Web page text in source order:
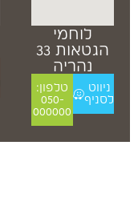
לוחמי
הגטאות 33
נהריה
ניווט
לסניף
טלפון:
050-
000000